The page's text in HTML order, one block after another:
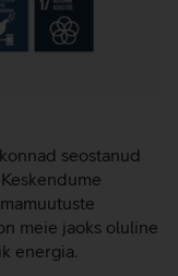
seostanud
Keskendume
meie jaoks oluline
energia.